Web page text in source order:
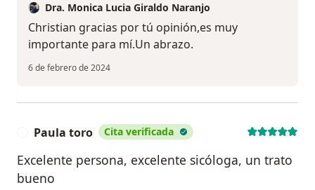
Dra. Monica Lucia Giraldo Naranjo
Christian gracias por tú opinión,es muy
importante para mí.Un abrazo.
6 de febrero de 2024
Paula toro Cita verificada
Excelente persona, excelente sicóloga, un trato
bueno